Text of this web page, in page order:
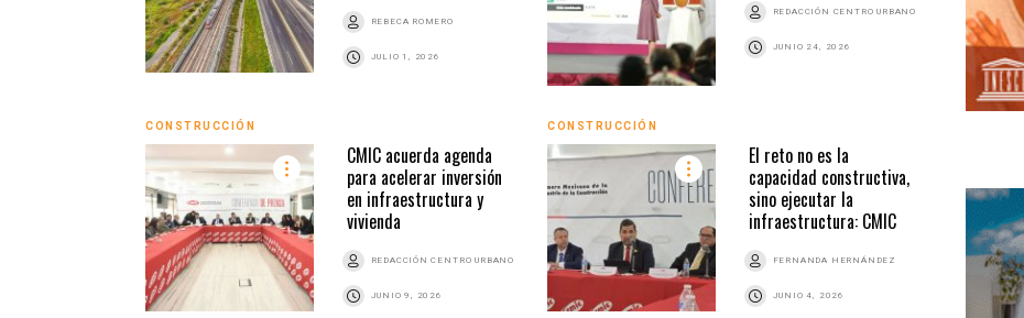
REBECA ROMERO
JULIO 1, 2026
REDACCIÓN CENTRO URBANO
JUNIO 24, 2026
CONSTRUCCIÓN
CMIC acuerda agenda
para acelerar inversión
en infraestructura y
vivienda
REDACCIÓN CENTRO URBANO
JUNIO 9, 2026
CONSTRUCCIÓN
El reto no es la
capacidad constructiva,
sino ejecutar la
infraestructura: CMIC
FERNANDA HERNÁNDEZ
JUNIO 4, 2026